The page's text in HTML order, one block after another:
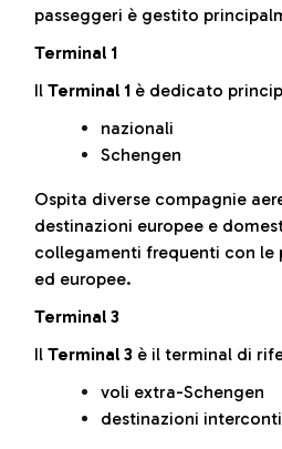
passeggeri è gestito
Terminal 1
Il Terminal 1 è dedicato
nazionali
Schengen
Ospita diverse compagnie
destinazioni europee e
collegamenti frequenti con
ed europee.
Terminal 3
Il Terminal 3 è il terminal di
voli extra-Schengen
destinazioni